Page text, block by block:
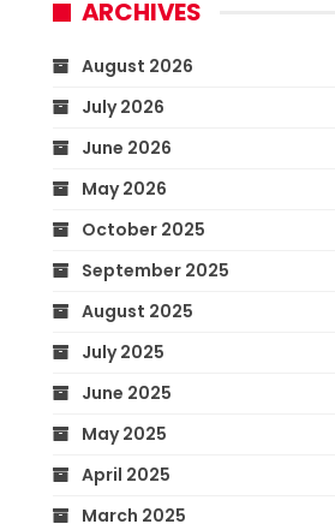
ARCHIVES
August 2026
July 2026
June 2026
May 2026
October 2025
September 2025
August 2025
July 2025
June 2025
May 2025
April 2025
March 2025